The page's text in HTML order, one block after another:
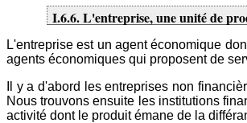
I.6.6. L'entreprise, une unité de
L'entreprise est un agent économique
agents économiques qui proposent de
Il y a d'abord les entreprises non
Nous trouvons ensuite les institutions
activité dont le produit émane de la